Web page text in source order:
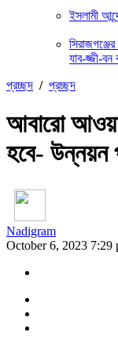
ইসলামী
যাব-জ্জী-বন
প্রচ্ছদ / প্রচ্ছদ
আবারো
হবে- উন্নয়ন
Nadigram
October 6, 2023 7:29